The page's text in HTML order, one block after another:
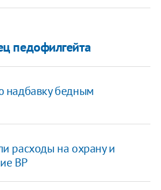
педофилгейта
надбавку бедным
расходы на охрану и
ВР